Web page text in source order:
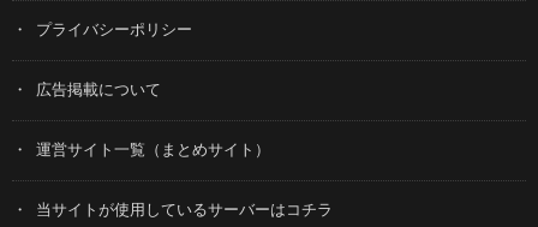
プライバシーポリシー
広告掲載について
運営サイト一覧（まとめサイト）
当サイトが使用しているサーバーはコチラ